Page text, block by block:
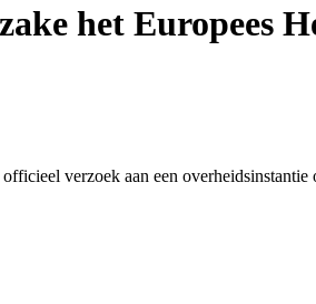
het Europees
verzoek aan een